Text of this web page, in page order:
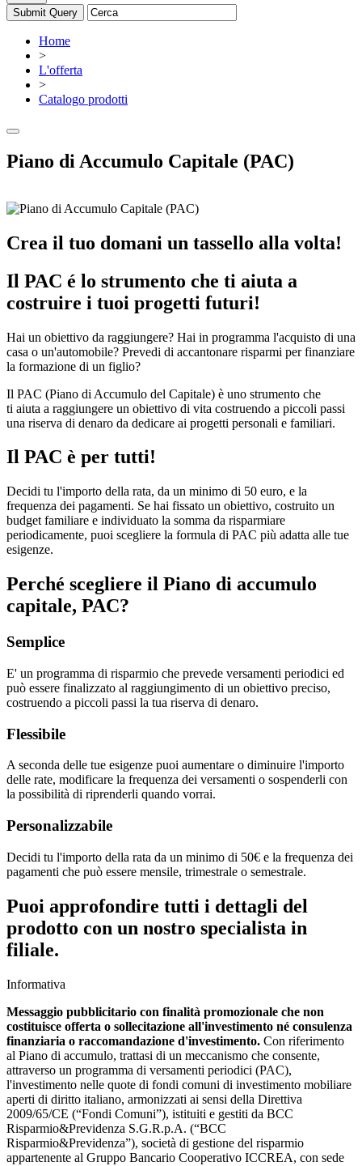
Home
>
L'offerta
>
Catalogo prodotti
Piano di Accumulo Capitale (PAC)
Crea il tuo domani un tassello alla volta!
Il PAC é lo strumento che ti aiuta a
costruire i tuoi progetti futuri!
Hai un obiettivo da raggiungere? Hai in programma l'acquisto di una
casa o un'automobile? Prevedi di accantonare risparmi per finanziare
la formazione di un figlio?
Il PAC (Piano di Accumulo del Capitale) è uno strumento che
ti aiuta a raggiungere un obiettivo di vita costruendo a piccoli passi
una riserva di denaro da dedicare ai progetti personali e familiari.
Il PAC è per tutti!
Decidi tu l'importo della rata, da un minimo di 50 euro, e la
frequenza dei pagamenti. Se hai fissato un obiettivo, costruito un
budget familiare e individuato la somma da risparmiare
periodicamente, puoi scegliere la formula di PAC più adatta alle tue
esigenze.
Perché scegliere il Piano di accumulo
capitale, PAC?
Semplice
E' un programma di risparmio che prevede versamenti periodici ed
può essere finalizzato al raggiungimento di un obiettivo preciso,
costruendo a piccoli passi la tua riserva di denaro.
Flessibile
A seconda delle tue esigenze puoi aumentare o diminuire l'importo
delle rate, modificare la frequenza dei versamenti o sospenderli con
la possibilità di riprenderli quando vorrai.
Personalizzabile
Decidi tu l'importo della rata da un minimo di 50€ e la frequenza dei
pagamenti che può essere mensile, trimestrale o semestrale.
Puoi approfondire tutti i dettagli del
prodotto con un nostro specialista in
filiale.
Informativa
Messaggio pubblicitario con finalità promozionale che non
costituisce offerta o sollecitazione all'investimento né consulenza
finanziaria o raccomandazione d'investimento. Con riferimento
al Piano di accumulo, trattasi di un meccanismo che consente,
attraverso un programma di versamenti periodici (PAC),
l'investimento nelle quote di fondi comuni di investimento mobiliare
aperti di diritto italiano, armonizzati ai sensi della Direttiva
2009/65/CE (“Fondi Comuni”), istituiti e gestiti da BCC
Risparmio&Previdenza S.G.R.p.A. (“BCC
Risparmio&Previdenza”), società di gestione del risparmio
appartenente al Gruppo Bancario Cooperativo ICCREA, con sede